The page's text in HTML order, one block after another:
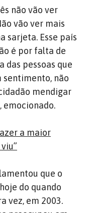
não vão ver
vão ver mais
sarjeta. Esse país
é por falta de
das pessoas que
sentimento, não
mendigar
emocionado.
a maior
que o
do quando
vez, em 2003.